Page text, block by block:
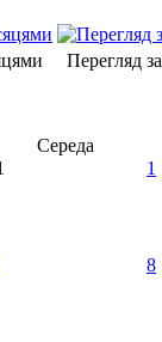
Перегляд
Середа
1
8